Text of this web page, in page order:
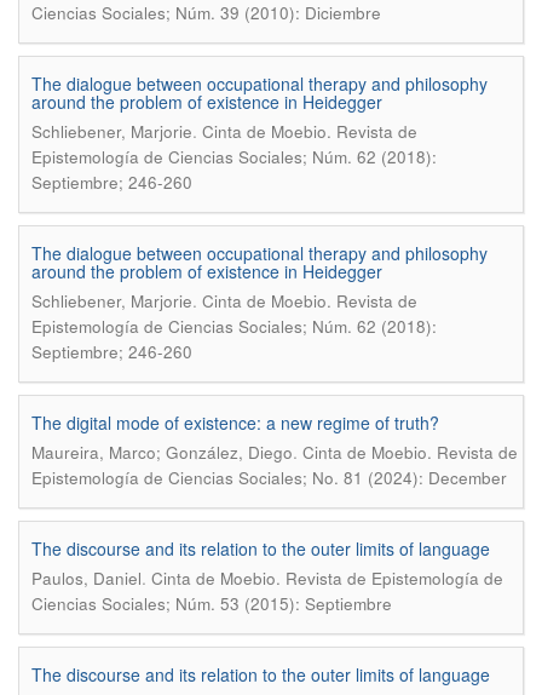
Ciencias Sociales; Núm. 39 (2010): Diciembre
The dialogue between occupational therapy and philosophy
around the problem of existence in Heidegger
Schliebener, Marjorie. Cinta de Moebio. Revista de
Epistemología de Ciencias Sociales; Núm. 62 (2018):
Septiembre; 246-260
The dialogue between occupational therapy and philosophy
around the problem of existence in Heidegger
Schliebener, Marjorie. Cinta de Moebio. Revista de
Epistemología de Ciencias Sociales; Núm. 62 (2018):
Septiembre; 246-260
The digital mode of existence: a new regime of truth?
Maureira, Marco; González, Diego. Cinta de Moebio. Revista de
Epistemología de Ciencias Sociales; No. 81 (2024): December
The discourse and its relation to the outer limits of language
Paulos, Daniel. Cinta de Moebio. Revista de Epistemología de
Ciencias Sociales; Núm. 53 (2015): Septiembre
The discourse and its relation to the outer limits of language